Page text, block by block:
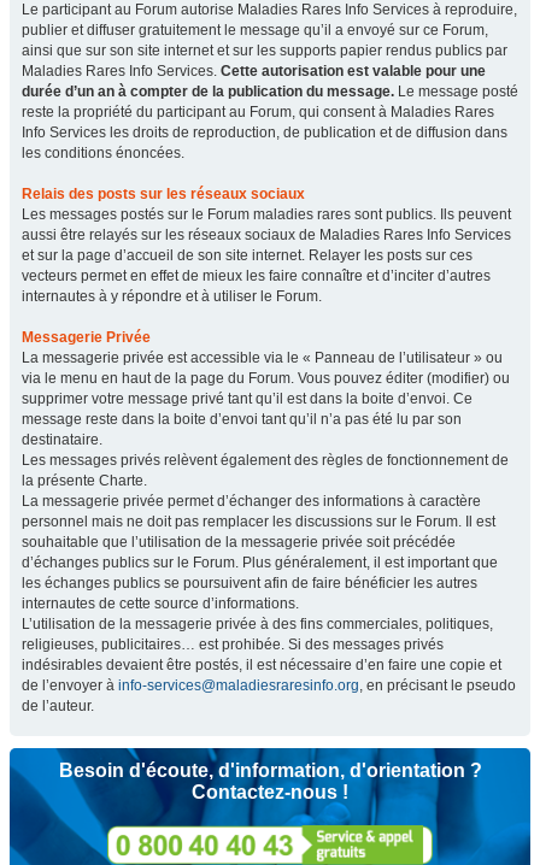
Le participant au Forum autorise Maladies Rares Info Services à reproduire,
publier et diffuser gratuitement le message qu’il a envoyé sur ce Forum,
ainsi que sur son site internet et sur les supports papier rendus publics par
Maladies Rares Info Services. Cette autorisation est valable pour une
durée d’un an à compter de la publication du message. Le message posté
reste la propriété du participant au Forum, qui consent à Maladies Rares
Info Services les droits de reproduction, de publication et de diffusion dans
les conditions énoncées.
Relais des posts sur les réseaux sociaux
Les messages postés sur le Forum maladies rares sont publics. Ils peuvent
aussi être relayés sur les réseaux sociaux de Maladies Rares Info Services
et sur la page d’accueil de son site internet. Relayer les posts sur ces
vecteurs permet en effet de mieux les faire connaître et d’inciter d’autres
internautes à y répondre et à utiliser le Forum.
Messagerie Privée
La messagerie privée est accessible via le « Panneau de l’utilisateur » ou
via le menu en haut de la page du Forum. Vous pouvez éditer (modifier) ou
supprimer votre message privé tant qu’il est dans la boite d’envoi. Ce
message reste dans la boite d’envoi tant qu’il n’a pas été lu par son
destinataire.
Les messages privés relèvent également des règles de fonctionnement de
la présente Charte.
La messagerie privée permet d’échanger des informations à caractère
personnel mais ne doit pas remplacer les discussions sur le Forum. Il est
souhaitable que l’utilisation de la messagerie privée soit précédée
d’échanges publics sur le Forum. Plus généralement, il est important que
les échanges publics se poursuivent afin de faire bénéficier les autres
internautes de cette source d’informations.
L’utilisation de la messagerie privée à des fins commerciales, politiques,
religieuses, publicitaires… est prohibée. Si des messages privés
indésirables devaient être postés, il est nécessaire d’en faire une copie et
de l’envoyer à info-services@maladiesraresinfo.org, en précisant le pseudo
de l’auteur.
Besoin d'écoute, d'information, d'orientation ?
Contactez-nous !